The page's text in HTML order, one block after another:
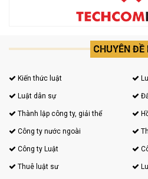
CHUYÊN ĐỀ
Kiến thức luật
Luật dân sự
Thành lập công ty, giải thể
Công ty nước ngoài
Công ty Luật
Thuê luật sư